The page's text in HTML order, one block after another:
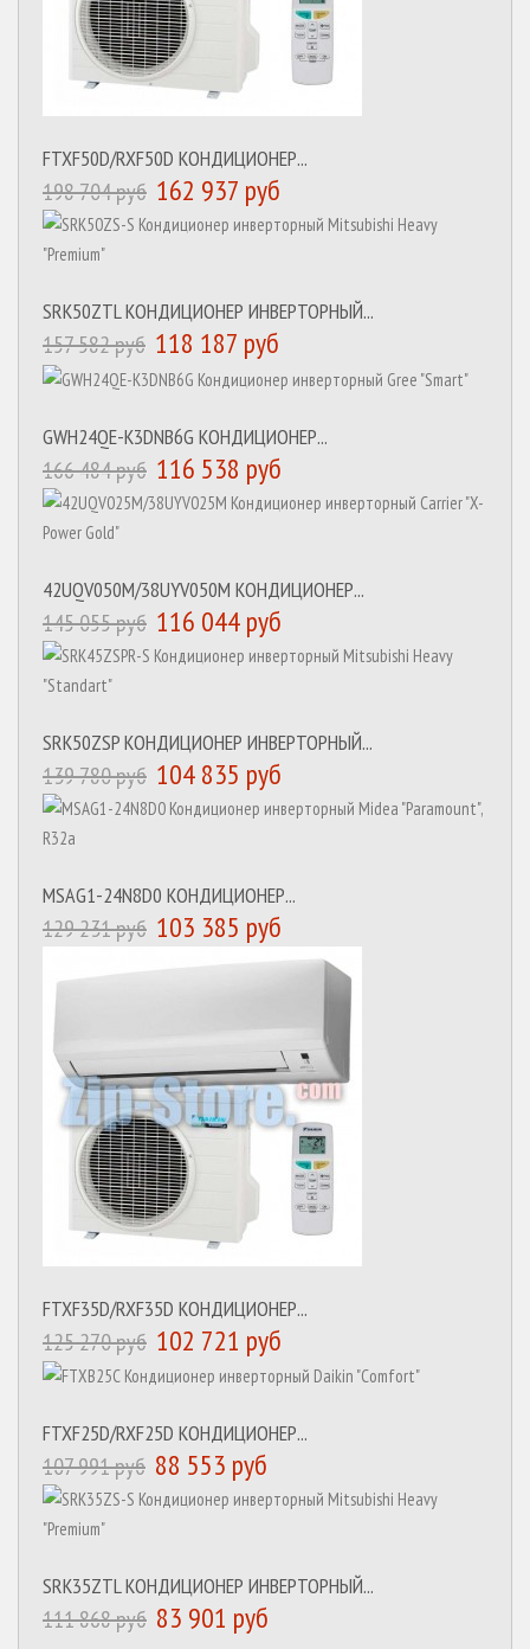
FTXF50D/RXF50D КОНДИЦИОНЕР...
198 704 руб 162 937 руб
SRK50ZTL КОНДИЦИОНЕР ИНВЕРТОРНЫЙ...
157 582 руб 118 187 руб
GWH24QE-K3DNB6G КОНДИЦИОНЕР...
166 484 руб 116 538 руб
42UQV050M/38UYV050M КОНДИЦИОНЕР...
145 055 руб 116 044 руб
SRK50ZSP КОНДИЦИОНЕР ИНВЕРТОРНЫЙ...
139 780 руб 104 835 руб
MSAG1-24N8D0 КОНДИЦИОНЕР...
129 231 руб 103 385 руб
FTXF35D/RXF35D КОНДИЦИОНЕР...
125 270 руб 102 721 руб
FTXF25D/RXF25D КОНДИЦИОНЕР...
107 991 руб 88 553 руб
SRK35ZTL КОНДИЦИОНЕР ИНВЕРТОРНЫЙ...
111 868 руб 83 901 руб